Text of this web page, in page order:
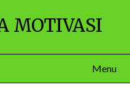
MOTIVASI
Menu